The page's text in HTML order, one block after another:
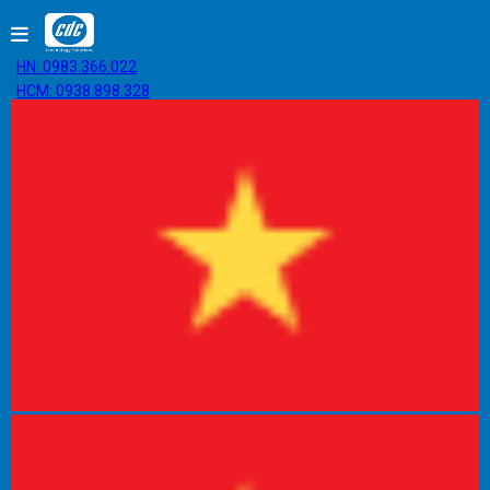
HN: 0983.366.022
HCM: 0938.898.328